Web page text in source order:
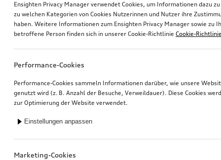
Ensighten Privacy Manager verwendet Cookies, um Informationen dazu
zu welchen Kategorien von Cookies Nutzerinnen und Nutzer ihre
haben. Weitere Informationen zum Ensighten Privacy Manager sowie zu
betroffene Person finden sich in unserer Cookie-Richtlinie Cookie-
Performance-Cookies
Performance-Cookies sammeln Informationen darüber, wie unsere
genutzt wird (z. B. Anzahl der Besuche, Verweildauer). Diese Cookies
zur Optimierung der Website verwendet.
Einstellungen anpassen
Marketing-Cookies